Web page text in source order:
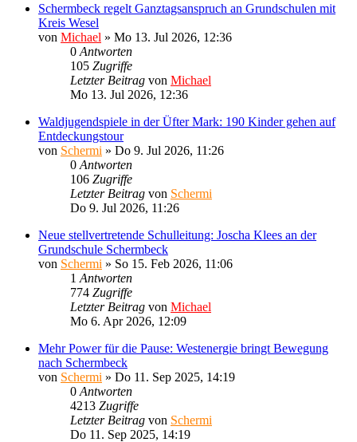
Schermbeck regelt Ganztagsanspruch an Grundschulen mit
Kreis Wesel
von Michael » Mo 13. Jul 2026, 12:36
0 Antworten
105 Zugriffe
Letzter Beitrag von Michael
Mo 13. Jul 2026, 12:36
Waldjugendspiele in der Üfter Mark: 190 Kinder gehen auf
Entdeckungstour
von Schermi » Do 9. Jul 2026, 11:26
0 Antworten
106 Zugriffe
Letzter Beitrag von Schermi
Do 9. Jul 2026, 11:26
Neue stellvertretende Schulleitung: Joscha Klees an der
Grundschule Schermbeck
von Schermi » So 15. Feb 2026, 11:06
1 Antworten
774 Zugriffe
Letzter Beitrag von Michael
Mo 6. Apr 2026, 12:09
Mehr Power für die Pause: Westenergie bringt Bewegung
nach Schermbeck
von Schermi » Do 11. Sep 2025, 14:19
0 Antworten
4213 Zugriffe
Letzter Beitrag von Schermi
Do 11. Sep 2025, 14:19